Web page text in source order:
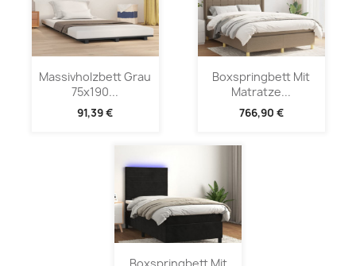
Massivholzbett Grau
75x190...
91,39 €
Boxspringbett Mit
Matratze...
766,90 €